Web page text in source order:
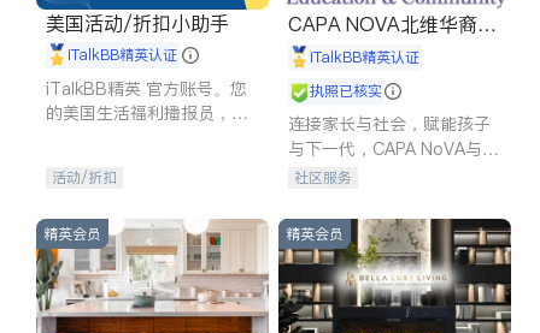
美国活动/折扣小助手
iTalkBB精英认证
iTalkBB精英 官方账号。您
的美国生活福利播报员，精
专属福利。
活动/折扣
CAPA NOVA北维华裔家
长会iTalkBB精英认证
执照已核实
连接家长与社会，赋能孩子
与下一代，CAPA NoVA与您
携手建设包容、公平、充满
社区服务
精英会员 精英会员